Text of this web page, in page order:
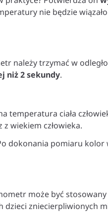
nie będzie
należy trzymać w
niż 2 sekundy.
temperatura ciała
wiekiem człowieka.
pomiaru
może być
dzieci zniecierpliwionych